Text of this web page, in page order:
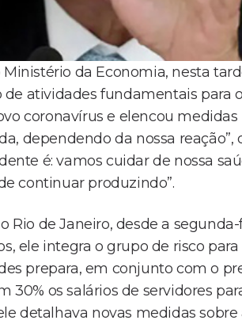
da Economia, nesta
atividades fundamentais para
coronavírus e elencou
dependendo da nossa reação”,
é: vamos cuidar de nossa
continuar produzindo”.
Rio de Janeiro, desde a
ele integra o grupo de risco
prepara, em conjunto com o
30% os salários de servidores
detalhava novas medidas